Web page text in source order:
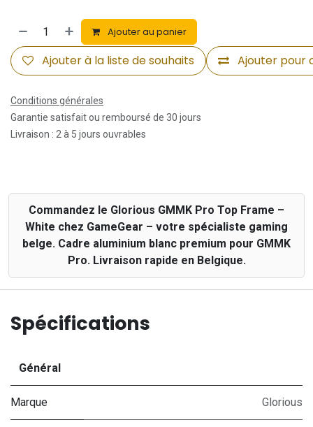
Ajouter au panier
Ajouter pour
Ajouter à la liste de souhaits
Conditions générales
Garantie satisfait ou remboursé de 30 jours
Livraison : 2 à 5 jours ouvrables
Commandez le Glorious GMMK Pro Top Frame –
White chez GameGear – votre spécialiste gaming
belge. Cadre aluminium blanc premium pour GMMK
Pro. Livraison rapide en Belgique.
Spécifications
Général
Marque Glorious